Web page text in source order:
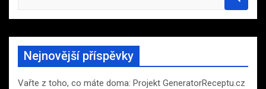
a
r
h
Nejnovější příspěvky
Vařte z toho, co máte doma: Projekt GeneratorReceptu.cz